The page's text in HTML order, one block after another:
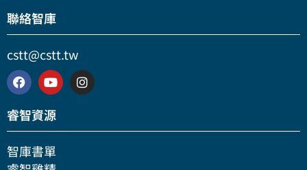
聯絡智庫
cstt@cstt.tw
睿智資源
智庫書單